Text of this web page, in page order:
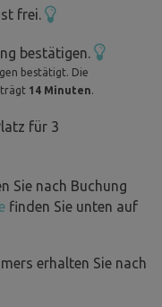
mit dem Auto zu
touristischen Schutz
berücksichtigen, die
frei.
bestätigen.
bestätigt. Die
14 Minuten.
für 3
Sie nach Buchung
finden Sie unten auf
erhalten Sie nach